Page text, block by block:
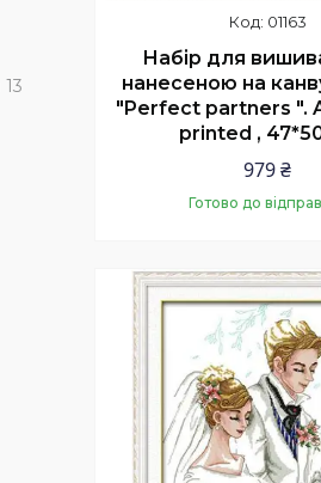
01163
Набір для
нанесеною на
"Perfect partners ".
printed ,
979 ₴
Готово до
Купити
13